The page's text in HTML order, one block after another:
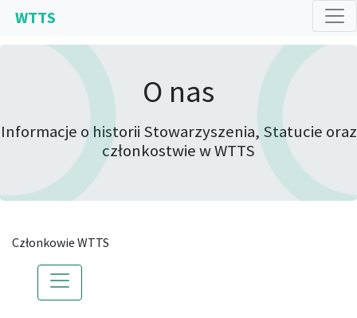
WTTS
O nas
Informacje o historii Stowarzyszenia, Statucie oraz
członkostwie w WTTS
Członkowie WTTS